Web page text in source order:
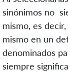
sinónimos no
mismo, es
mismo en un
denominados
siempre